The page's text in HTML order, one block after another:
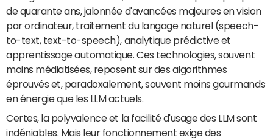
de quarante ans, jalonnée d'avancées majeures en vision
par ordinateur, traitement du langage naturel (speech-
to-text, text-to-speech), analytique prédictive et
apprentissage automatique. Ces technologies, souvent
moins médiatisées, reposent sur des algorithmes
éprouvés et, paradoxalement, souvent moins gourmands
en énergie que les LLM actuels.
Certes, la polyvalence et la facilité d'usage des LLM sont
indéniables. Mais leur fonctionnement exige des